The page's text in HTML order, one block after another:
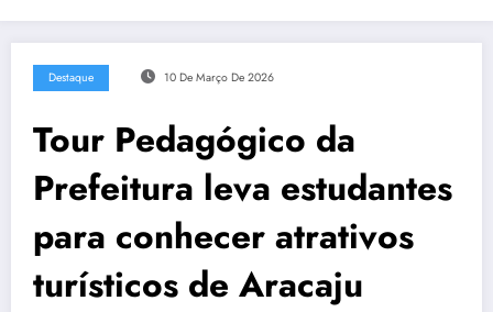
Destaque 10 De Março De 2026
Tour Pedagógico da
Prefeitura leva estudantes
para conhecer atrativos
turísticos de Aracaju